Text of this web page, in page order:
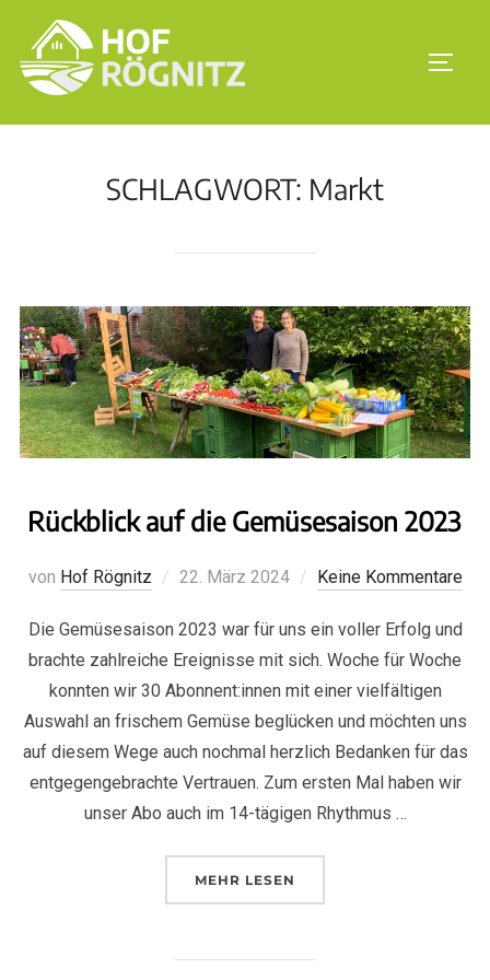
SCHLAGWORT: Markt
Rückblick auf die Gemüsesaison 2023
von Hof Rögnitz 22. März 2024 Keine Kommentare
Die Gemüsesaison 2023 war für uns ein voller Erfolg und
brachte zahlreiche Ereignisse mit sich. Woche für Woche
konnten wir 30 Abonnent:innen mit einer vielfältigen
Auswahl an frischem Gemüse beglücken und möchten uns
auf diesem Wege auch nochmal herzlich Bedanken für das
entgegengebrachte Vertrauen. Zum ersten Mal haben wir
unser Abo auch im 14-tägigen Rhythmus …
MEHR LESEN